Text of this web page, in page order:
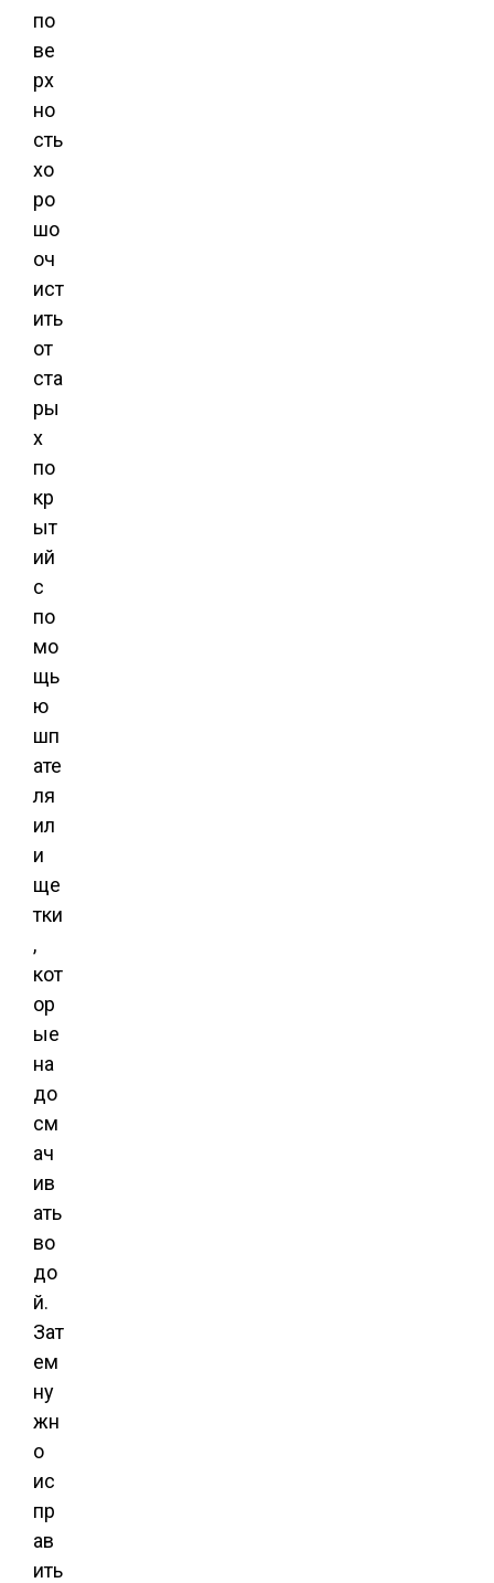
по
ве
рх
но
сть
хо
ро
шо
оч
ист
ить
от
ста
ры
х
по
кр
ыт
ий
с
по
мо
щь
ю
шп
ате
ля
ил
и
ще
тки
,
кот
ор
ые
на
до
см
ач
ив
ать
во
до
й.
Зат
ем
ну
жн
о
ис
пр
ав
ить